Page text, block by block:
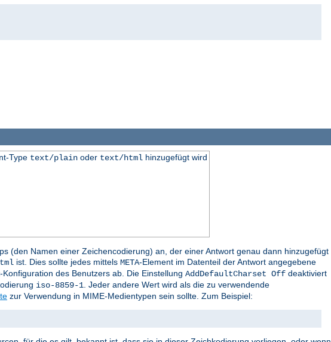
Type text/plainoder text/html hinzugefügt wird
(den Namen einer Zeichencodierung) an, der einer Antwort genau dann hinzugefügt
ist. Dies sollte jedes mittels META-Element im Datenteil der Antwort angegebene
des Benutzers ab. Die Einstellung AddDefaultCharset Off deaktiviert
iso-8859-1 . Jeder andere Wert wird als die zu verwendende
zur Verwendung in MIME-Medientypen sein sollte. Zum Beispiel: